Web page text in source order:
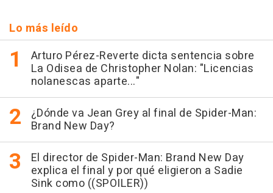
Lo más leído
Arturo Pérez-Reverte dicta sentencia sobre
La Odisea de Christopher Nolan: "Licencias
nolanescas aparte..."
¿Dónde va Jean Grey al final de Spider-Man:
Brand New Day?
El director de Spider-Man: Brand New Day
explica el final y por qué eligieron a Sadie
Sink como ((SPOILER))